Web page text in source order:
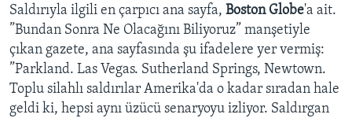
Saldırıyla ilgili en çarpıcı ana sayfa, Boston Globe'a ait.
”Bundan Sonra Ne Olacağını Biliyoruz” manşetiyle
çıkan gazete, ana sayfasında şu ifadelere yer vermiş:
”Parkland. Las Vegas. Sutherland Springs, Newtown.
Toplu silahlı saldırılar Amerika'da o kadar sıradan hale
geldi ki, hepsi aynı üzücü senaryoyu izliyor. Saldırgan